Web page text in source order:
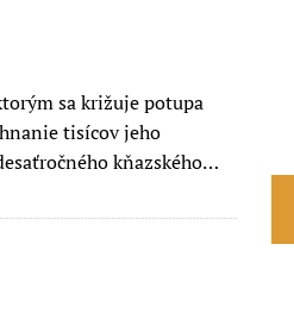
sa križuje potupa
tisícov jeho
kňazského…